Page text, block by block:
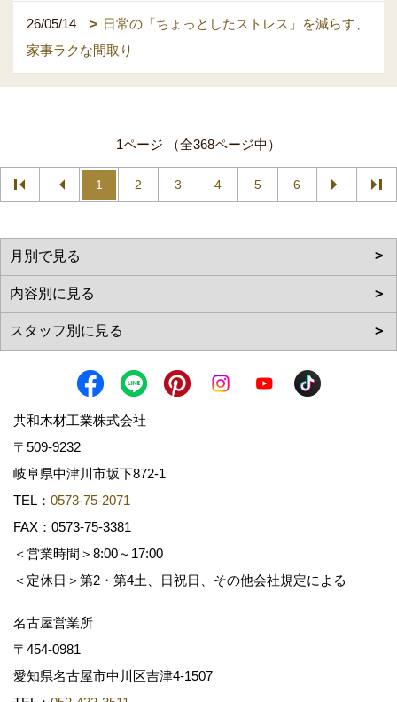
26/05/14
日常の「ちょっとしたストレス」を減らす、
家事ラクな間取り
1ページ （全368ページ中）
1 2 3 4 5 6
共和木材工業株式会社
〒509-9232
岐阜県中津川市坂下872‐1
TEL： 0573-75-2071
FAX：0573-75-3381
＜営業時間＞8:00～17:00
＜定休日＞第2・第4土、日祝日、その他会社規定による
名古屋営業所
〒454-0981
愛知県名古屋市中川区吉津4-1507